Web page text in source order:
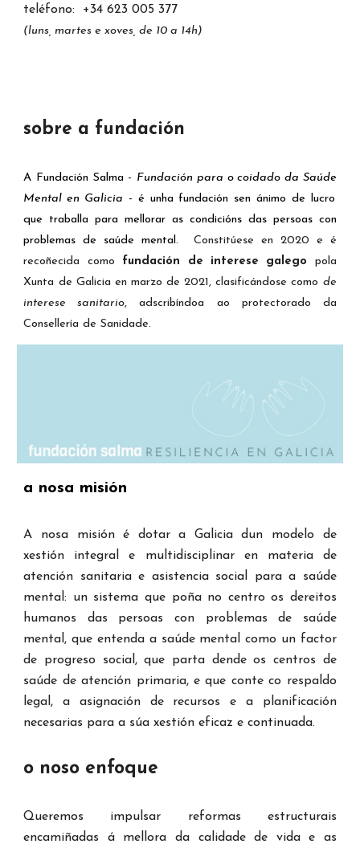
teléfono: +34 623 005 377
(luns, martes e xoves, de 10 a 14h)
sobre a fundación
A Fundación Salma - Fundación para ocoidado da Saúde
Mentalen Galicia - é unha fundación sen ánimo de lucro
que traba lla para me llorar as condiciónsdas persoas con
problemas de saúde mental.
Constitúese en 2020 e é
recoñecida como fundación de interese galego pola
Xunta de Galicia en marzo de 2021, clasificándose como de
interese sanitario, adscribíndoa ao protectorado da
Consellería de Sanidade.
a nosa misión
A nosa misión é dotar a Galicia dun modelo de
xestión integral e multidisciplinar en materia de
atención sanitaria e asistencia social para a saúde
mental: un sistema que poña no centro os dereitos
humanos das persoas con problemas de saúde
mental, que entenda a saúde mental como un factor
de progreso social, que parta dende os centros de
saúde de atención primaria, e que conte co respaldo
legal, a asignación de recursos e a planificación
necesarias para a súa xestión eficaz e continuada.
o noso enfoque
Queremos impulsar reformas estructurais
encamiñadas á mellora da calidade de vida e as